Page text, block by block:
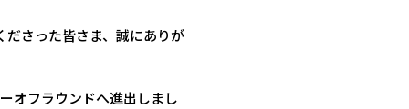
さった皆さま、誠にありが
オフラウンドへ進出しまし